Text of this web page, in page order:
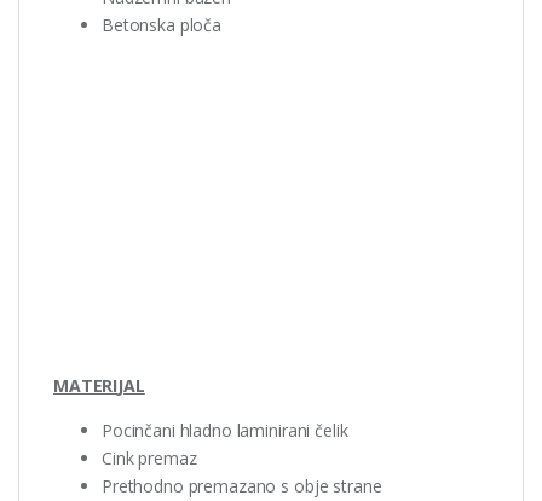
Betonska ploča
MATERIJAL
Pocinčani hladno laminirani čelik
Cink premaz
Prethodno premazano s obje strane